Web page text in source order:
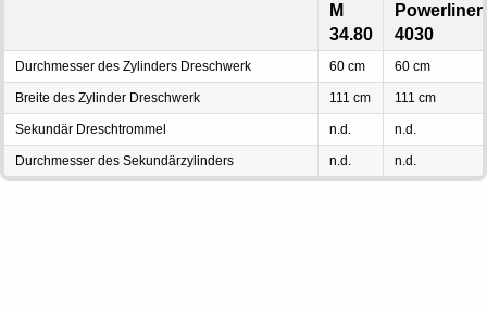
M
34.80
Powerliner
4030
Durchmesser des Zylinders Dreschwerk 60 cm 60 cm
Breite des Zylinder Dreschwerk 111 cm 111 cm
Sekundär Dreschtrommel n.d. n.d.
Durchmesser des Sekundärzylinders n.d. n.d.